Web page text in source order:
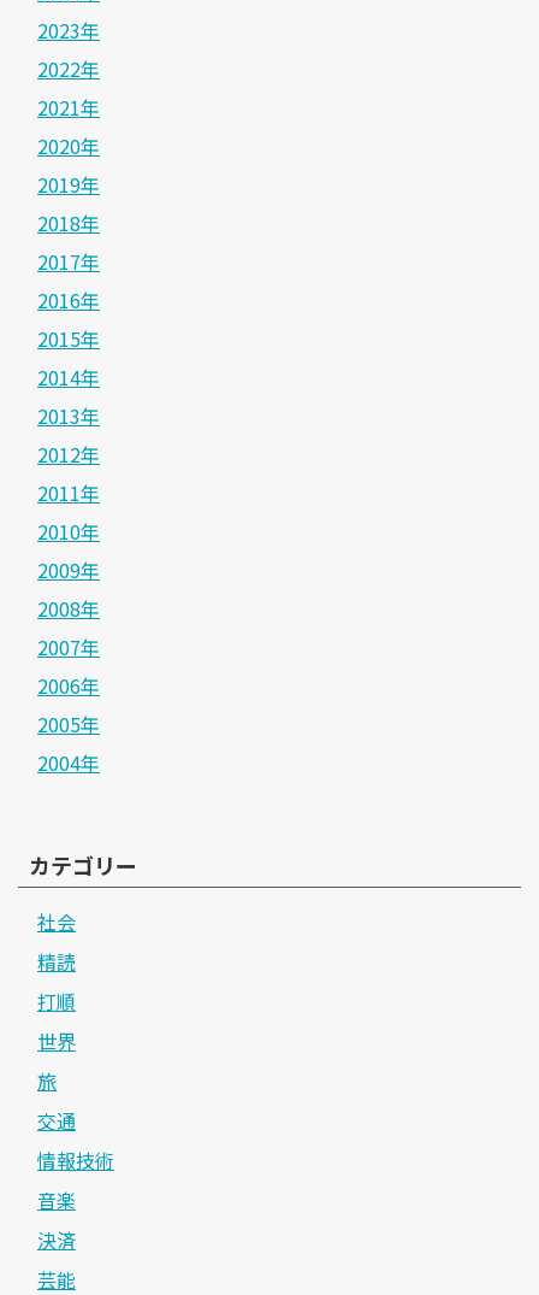
2023年
2022年
2021年
2020年
2019年
2018年
2017年
2016年
2015年
2014年
2013年
2012年
2011年
2010年
2009年
2008年
2007年
2006年
2005年
2004年
カテゴリー
社会
精読
打順
世界
旅
交通
情報技術
音楽
決済
芸能